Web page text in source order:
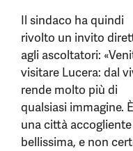
Il sindaco ha quindi
rivolto un invito
agli ascoltatori:
visitare Lucera: dal
rende molto più di
qualsiasi immagine. È
una città
bellissima, e non